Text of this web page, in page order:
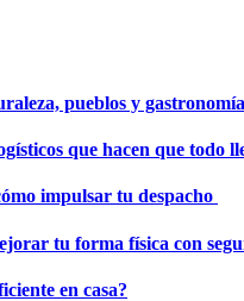
pueblos y
que hacen que todo
impulsar tu despacho
tu forma física con
en casa?